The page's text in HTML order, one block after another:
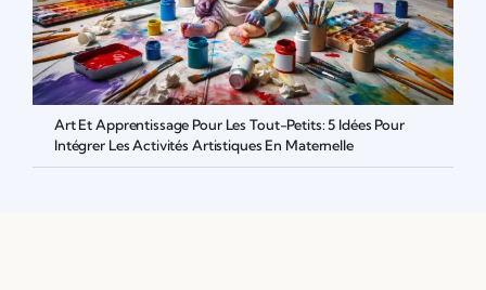
Art Et Apprentissage Pour Les Tout-Petits: 5 Idées Pour
Intégrer Les Activités Artistiques En Maternelle